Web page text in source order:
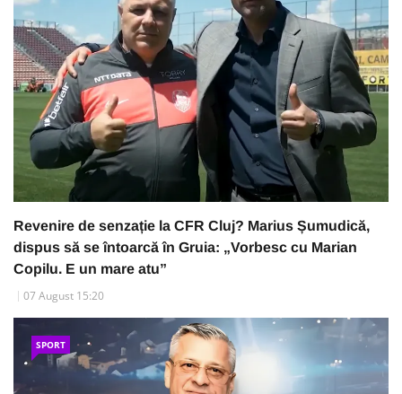
Revenire de senzație la CFR Cluj? Marius Șumudică,
dispus să se întoarcă în Gruia: „Vorbesc cu Marian
Copilu. E un mare atu”
07 August 15:20
SPORT